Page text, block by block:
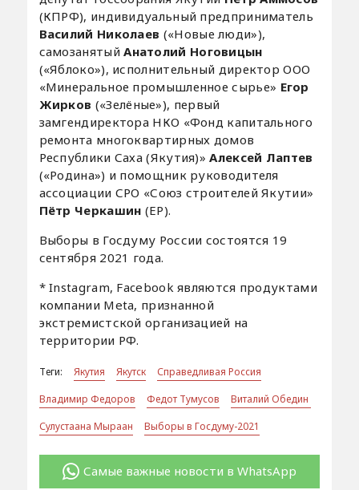
(КПРФ), индивидуальный предприниматель
Василий Николаев («Новые люди»),
самозанятыйАнатолий Ноговицын
(«Яблоко»), исполнительный директор ООО
«Минеральное промышленное сырье» Егор
Жирков («Зелёные»), первый
замгендиректора НКО «Фонд капитального
ремонта многоквартирных домов
Республики Саха (Якутия)»Алексей Лаптев
(«Родина») и помощник руководителя
ассоциации СРО «Союз строителей Якутии»
Пётр Черкашин (ЕР).
Выборы в Госдуму России состоятся 19
сентября 2021 года.
* Instagram, Facebook являются продуктами
компании Meta, признанной
экстремистской организацией на
территории РФ.
Теги: Якутия Якутск
Справедливая Россия
Владимир Федоров
Федот Тумусов
Виталий Обедин
Сулустаана Мыраан
Выборы в Госдуму-2021
Самые важные новости в WhatsApp